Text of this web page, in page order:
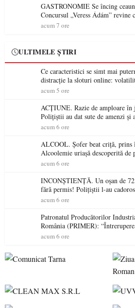
GASTRONOMIE Se încing ceaunele la Satu Mare!
Concursul „Veress Ádám” revine
spectaculoase, premii și un jurat
acum 7 ore
ULTIMELE ȘTIRI
Ce caracteristici se simt mai
distracție la sloturi online:
acum 5 ore
ACȚIUNE. Razie de amploare în
Polițiștii au dat sute de amenzi și
permis într-o singură zi
acum 6 ore
ALCOOL. Șofer beat criță, prins
Alcoolemie uriașă descoperită de
acum 6 ore
INCONȘTIENȚĂ. Un oșan de
fără permis! Polițiștii l-au
acum 6 ore
Patronatul Producătorilor
România (PRIMER):
electrică a fabricilor de
acum 6 ore